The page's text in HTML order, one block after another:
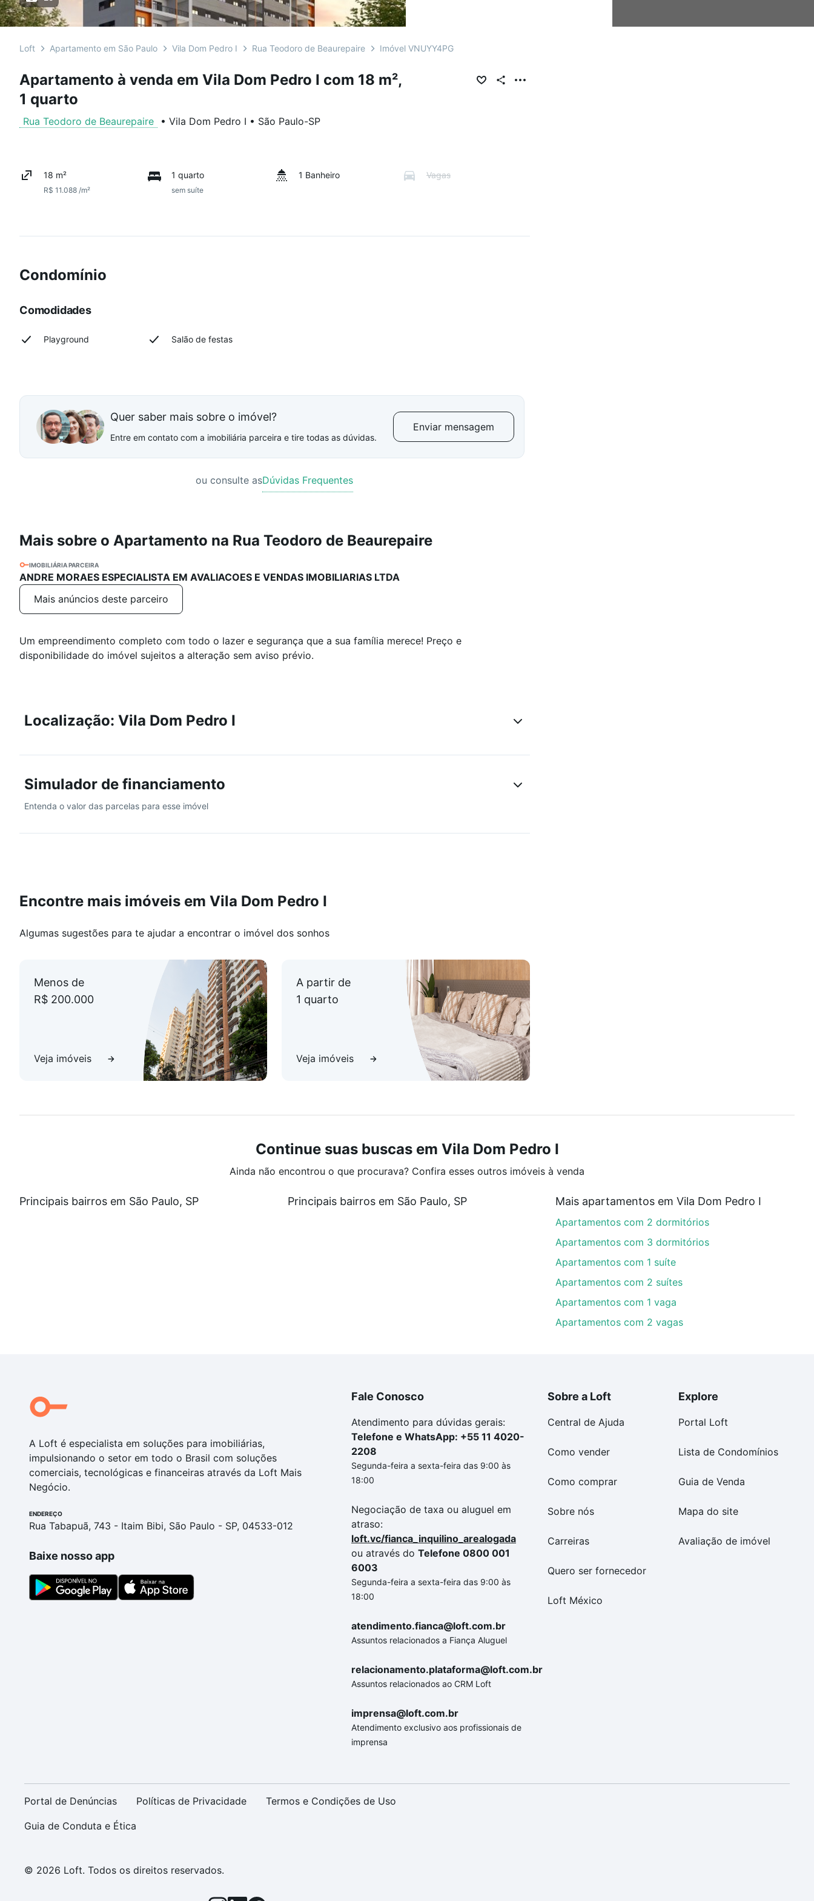
Loft Apartamento em São Paulo Vila Dom Pedro I Rua Teodoro de Beaurepaire Imóvel VNUYY4PG
Apartamento à venda em Vila Dom Pedro I com 18 m²,
1 quarto
Rua Teodoro de Beaurepaire • Vila Dom Pedro I • São Paulo-SP
18 m²
R$ 11.088 /m²
1 quarto
sem suíte
1 Banheiro Vagas
Condomínio
Comodidades
Playground Salão de festas
Quer saber mais sobre o imóvel?
Entre em contato com a imobiliária parceira e tire todas as dúvidas.
Enviar mensagem
ou consulte asDúvidas Frequentes
Mais sobre o Apartamento na Rua Teodoro de Beaurepaire
IMOBILIÁRIA PARCEIRA
ANDRE MORAES ESPECIALISTA EM AVALIACOES E VENDAS IMOBILIARIAS LTDA
Mais anúncios deste parceiro
Um empreendimento completo com todo o lazer e segurança que a sua família merece! Preço e
disponibilidade do imóvel sujeitos a alteração sem aviso prévio.
Localização: Vila Dom Pedro I
Simulador de financiamento
Entenda o valor das parcelas para esse imóvel
Encontre mais imóveis em Vila Dom Pedro I
Algumas sugestões para te ajudar a encontrar o imóvel dos sonhos
Menos de
R$ 200.000
Veja imóveis
A partir de
1 quarto
Veja imóveis
Continue suas buscas em Vila Dom Pedro I
Ainda não encontrou o que procurava? Confira esses outros imóveis à venda
Principais bairros em São Paulo, SP Principais bairros em São Paulo, SP Mais apartamentos em Vila Dom Pedro I
Apartamentos com 2 dormitórios
Apartamentos com 3 dormitórios
Apartamentos com 1 suíte
Apartamentos com 2 suítes
Apartamentos com 1 vaga
Apartamentos com 2 vagas
A Loft é especialista em soluções para imobiliárias,
impulsionando o setor em todo o Brasil com soluções
comerciais, tecnológicas e financeiras através da Loft Mais
Negócio.
ENDEREÇO
Rua Tabapuã, 743 - Itaim Bibi, São Paulo - SP, 04533-012
Baixe nosso app
Fale Conosco
Atendimento para dúvidas gerais:
Telefone e WhatsApp: +55 11 4020-
2208
Segunda-feira a sexta-feira das 9:00 às
18:00
Negociação de taxa ou aluguel em
atraso:
loft.vc/fianca_inquilino_arealogada
ou através do Telefone 0800 001
6003
Segunda-feira a sexta-feira das 9:00 às
18:00
atendimento.fianca@loft.com.br
Assuntos relacionados a Fiança Aluguel
relacionamento.plataforma@loft.com.br
Assuntos relacionados ao CRM Loft
imprensa@loft.com.br
Atendimento exclusivo aos profissionais de
imprensa
Sobre a Loft
Central de Ajuda
Como vender
Como comprar
Sobre nós
Carreiras
Quero ser fornecedor
Loft México
Explore
Portal Loft
Lista de Condomínios
Guia de Venda
Mapa do site
Avaliação de imóvel
Portal de Denúncias Políticas de Privacidade Termos e Condições de Uso
Guia de Conduta e Ética
© 2026 Loft. Todos os direitos reservados.